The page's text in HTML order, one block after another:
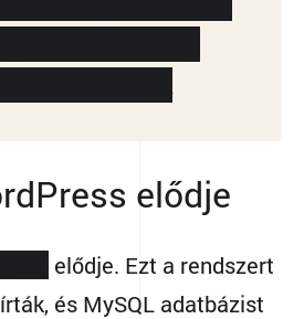
elődje
elődje. Ezt a rendszert
és MySQL adatbázist